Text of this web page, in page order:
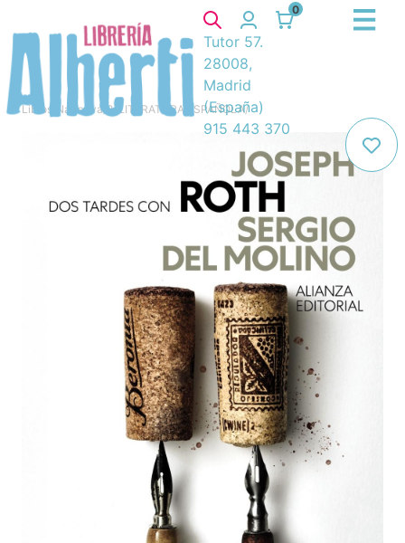
0
Tutor 57.
28008,
Madrid
(España)
915 443 370
Libros Narrativa/ 8. LITERATURA ESPAÑOLA/